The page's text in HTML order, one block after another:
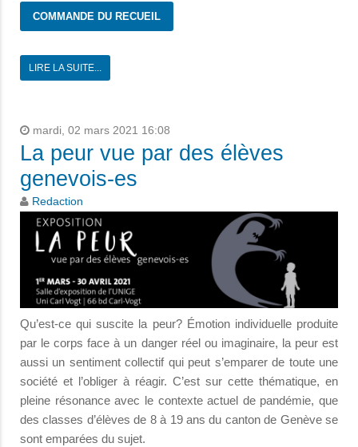
COMMANDE DU RECUEIL
LIRE LA SUITE...
mardi, 02 mars 2021 16:08
La peur vue par des élèves
genevois-es
Redaction
Qu’est-ce qui suscite la peur? Émotion individuelle produite
par le corps face à un danger réel ou imaginaire, la peur est
aussi un sentiment collectif qui peut s’emparer de toute une
société et l’obliger à réagir. C’est sur cette thématique, en
pleine résonance avec le contexte actuel de pandémie, que
des classes d’élèves de 8 à 19 ans du canton de Genève se
sont emparées du sujet.